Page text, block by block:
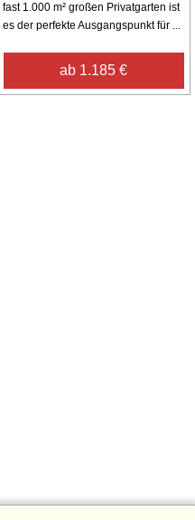
fast 1.000 m² großen Privatgarten ist
es der perfekte Ausgangspunkt für ...
ab 1.185 €